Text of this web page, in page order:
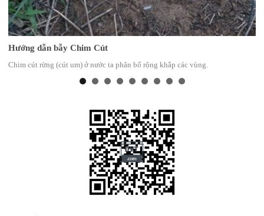
Hướng dẫn bẫy Chim Cút
Chim cút rừng (cút um) ở nước ta phân bố rộng khắp các vùng.